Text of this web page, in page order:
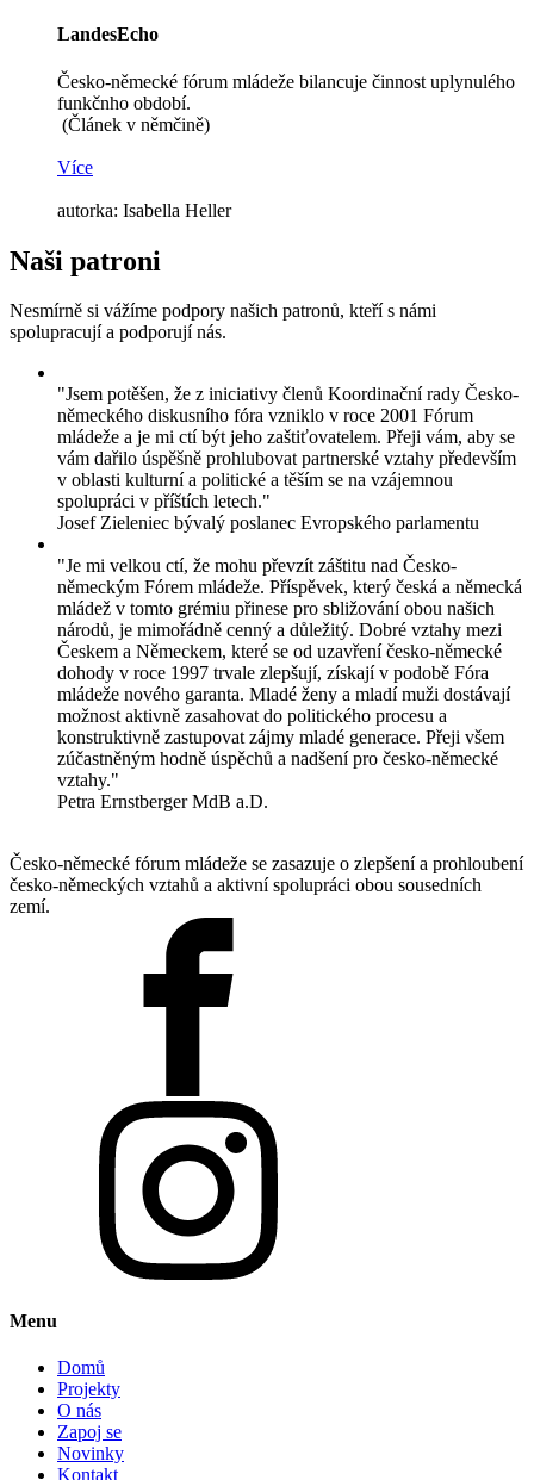
LandesEcho
Česko-německé fórum mládeže bilancuje činnost uplynulého
funkčnho období.
(Článek v němčině)
Více
autorka: Isabella Heller
Naši patroni
Nesmírně si vážíme podpory našich patronů, kteří s námi
spolupracují a podporují nás.
"Jsem potěšen, že z iniciativy členů Koordinační rady Česko-
německého diskusního fóra vzniklo v roce 2001 Fórum
mládeže a je mi ctí být jeho zaštiťovatelem. Přeji vám, aby se
vám dařilo úspěšně prohlubovat partnerské vztahy především
v oblasti kulturní a politické a těším se na vzájemnou
spolupráci v příštích letech."
Josef Zieleniec bývalý poslanec Evropského parlamentu
"Je mi velkou ctí, že mohu převzít záštitu nad Česko-
německým Fórem mládeže. Příspěvek, který česká a německá
mládež v tomto grémiu přinese pro sbližování obou našich
národů, je mimořádně cenný a důležitý. Dobré vztahy mezi
Českem a Německem, které se od uzavření česko-německé
dohody v roce 1997 trvale zlepšují, získají v podobě Fóra
mládeže nového garanta. Mladé ženy a mladí muži dostávají
možnost aktivně zasahovat do politického procesu a
konstruktivně zastupovat zájmy mladé generace. Přeji všem
zúčastněným hodně úspěchů a nadšení pro česko-německé
vztahy."
Petra Ernstberger MdB a.D.
Česko-německé fórum mládeže se zasazuje o zlepšení a prohloubení
česko-německých vztahů a aktivní spolupráci obou sousedních
zemí.
Menu
Domů
Projekty
O nás
Zapoj se
Novinky
Kontakt